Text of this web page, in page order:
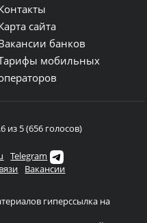
сайта
банков
мобильных
из 5 (656 голосов)
Telegram
Вакансии
гиперссылка на